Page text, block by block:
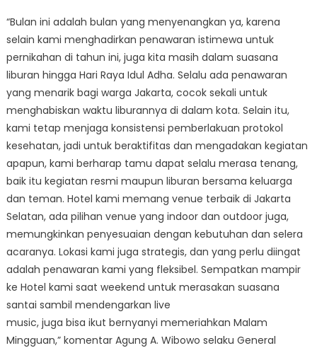
“Bulan ini adalah bulan yang menyenangkan ya, karena
selain kami menghadirkan penawaran istimewa untuk
pernikahan di tahun ini, juga kita masih dalam suasana
liburan hingga Hari Raya Idul Adha. Selalu ada penawaran
yang menarik bagi warga Jakarta, cocok sekali untuk
menghabiskan waktu liburannya di dalam kota. Selain itu,
kami tetap menjaga konsistensi pemberlakuan protokol
kesehatan, jadi untuk beraktifitas dan mengadakan kegiatan
apapun, kami berharap tamu dapat selalu merasa tenang,
baik itu kegiatan resmi maupun liburan bersama keluarga
dan teman. Hotel kami memang venue terbaik di Jakarta
Selatan, ada pilihan venue yang indoor dan outdoor juga,
memungkinkan penyesuaian dengan kebutuhan dan selera
acaranya. Lokasi kami juga strategis, dan yang perlu diingat
adalah penawaran kami yang fleksibel. Sempatkan mampir
ke Hotel kami saat weekend untuk merasakan suasana
santai sambil mendengarkan live
music, juga bisa ikut bernyanyi memeriahkan Malam
Mingguan,” komentar Agung A. Wibowo selaku General